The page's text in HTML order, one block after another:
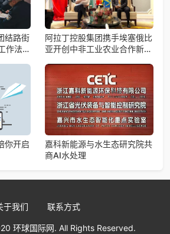
结路街
作法
阿拉丁控股集团携手埃塞俄比
亚开创中非工业农业合作新篇
你开启
嘉科新能源与水生态研究院共
商AI水处理
于我们 联系方式
环球国际网. All Rights Reserved.